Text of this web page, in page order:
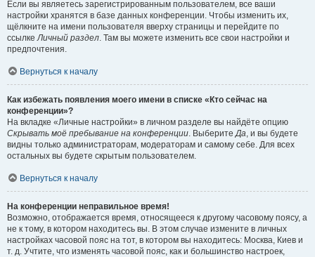
Если вы являетесь зарегистрированным пользователем, все ваши
настройки хранятся в базе данных конференции. Чтобы изменить их,
щёлкните на имени пользователя вверху страницы и перейдите по
ссылкеЛичный раздел. Там вы можете изменить все свои настройки и
предпочтения.
Вернуться к началу
Как избежать появления моего имени в списке «Кто сейчас на
конференции»?
На вкладке «Личные настройки» в личном разделе вы найдёте опцию
Скрывать моё пребывание на конференции. ВыберитеДа, и вы будете
видны только администраторам, модераторам и самому себе. Для всех
остальных вы будете скрытым пользователем.
Вернуться к началу
На конференции неправильное время!
Возможно, отображается время, относящееся к другому часовому поясу, а
не к тому, в котором находитесь вы. В этом случае измените в личных
настройках часовой пояс на тот, в котором вы находитесь: Москва, Киев и
т. д. Учтите, что изменять часовой пояс, как и большинство настроек,